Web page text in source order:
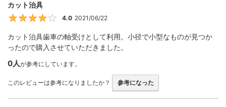
カット治具
4
4.0 2021/06/22
カット治具歯車の軸受けとして利用。小径で小型なものが見つか
ったので購入させていただきました。
0人が参考にしています。
このレビューは参考になりましたか？ 参考になった